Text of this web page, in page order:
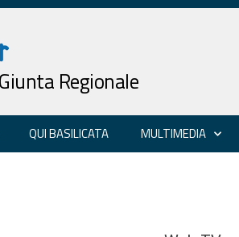
Regionale
QUI BASILICATA MULTIMEDIA